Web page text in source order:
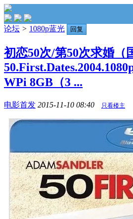
论坛 > 1080p蓝光 回复
初恋50次/第50次求婚（
WPi 8GB（3 ...
电影首发 2015-11-10 08:40 只看楼主